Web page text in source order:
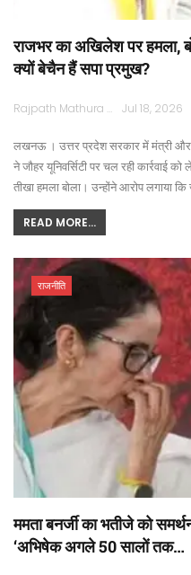
राजभर का अखिलेश पर हमला,
क्यों बेचैन हैं सपा प्रमुख?
Rajpath Mathura Jul 18, 2026
लखनऊ । उत्तर प्रदेश सरकार में मंत्री और
ने जौहर यूनिवर्सिटी पर चल रही कार्रवाई
तीखा हमला बोला। उन्होंने आरोप लगाया कि
READ MORE...
राजनीति
ममता बनर्जी का भतीजे को
‘अभिषेक अगले 50 सालों तक…